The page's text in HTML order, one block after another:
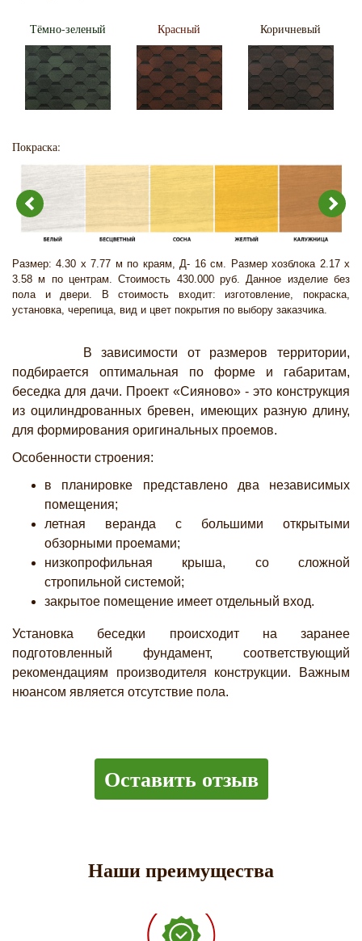
Тёмно-зеленый Красный Коричневый
Покраска:
Размер: 4.30 х 7.77 м по краям, Д- 16 см. Размер хозблока 2.17 х
3.58 м по центрам. Стоимость 430.000 руб. Данное изделие без
пола и двери. В стоимость входит: изготовление, покраска,
установка, черепица, вид и цвет покрытия по выбору заказчика.
В зависимости от размеров территории,
подбирается оптимальная по форме и габаритам,
беседка для дачи. Проект «Сияново» - это конструкция
из оцилиндрованных бревен, имеющих разную длину,
для формирования оригинальных проемов.
Особенности строения:
в планировке представлено два независимых
помещения;
летная веранда с большими открытыми
обзорными проемами;
низкопрофильная крыша, со сложной
стропильной системой;
закрытое помещение имеет отдельный вход.
Установка беседки происходит на заранее
подготовленный фундамент, соответствующий
рекомендациям производителя конструкции. Важным
нюансом является отсутствие пола.
Оставить отзыв
Наши преимущества